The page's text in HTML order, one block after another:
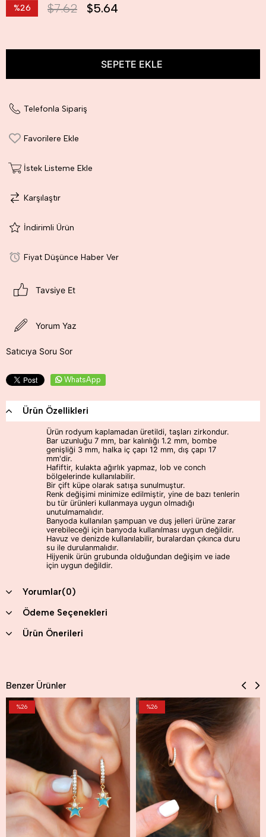
%26
$7.62 $5.64
Telefonla Sipariş
Favorilere Ekle
İstek Listeme Ekle
Karşılaştır
İndirimli Ürün
Fiyat Düşünce Haber Ver
Tavsiye Et
Yorum Yaz
Satıcıya Soru Sor
WhatsApp
Ürün Özellikleri
Ürün rodyum kaplamadan üretildi, taşları zirkondur.
Bar uzunluğu 7 mm, bar kalınlığı 1.2 mm, bombe
genişliği 3 mm, halka iç çapı 12 mm, dış çapı 17
mm'dir.
Hafiftir, kulakta ağırlık yapmaz, lob ve conch
bölgelerinde kullanılabilir.
Bir çift küpe olarak satışa sunulmuştur.
Renk değişimi minimize edilmiştir, yine de bazı tenlerin
bu tür ürünleri kullanmaya uygun olmadığı
unutulmamalıdır.
Banyoda kullanılan şampuan ve duş jelleri ürüne zarar
verebileceği için banyoda kullanılması uygun değildir.
Havuz ve denizde kullanılabilir, buralardan çıkınca duru
su ile durulanmalıdır.
Hijyenik ürün grubunda olduğundan değişim ve iade
için uygun değildir.
Yorumlar(0)
Ödeme Seçenekleri
Ürün Önerileri
Benzer Ürünler
%26 %26